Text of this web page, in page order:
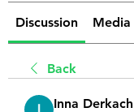
Discussion Media
Back
Inna Derkach